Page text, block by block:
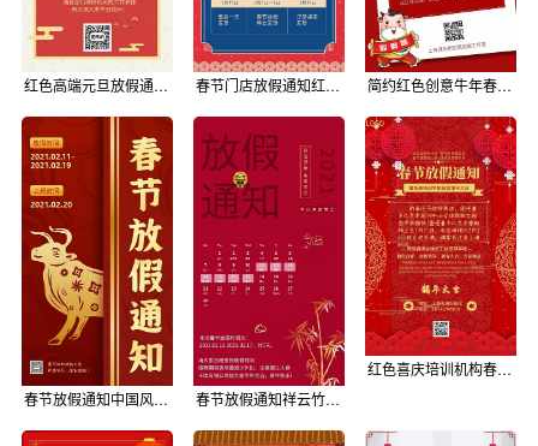
红色高端元旦放假通知手机海报 春节门店放假通知红色传统喜庆手机海报 简约红色创意牛年春节放假通知手机海报
春节放假通知中国风红色手机海报 春节放假通知祥云竹子红色喜庆大气中国风手机海报
红色喜庆培训机构春节放假通知手机海报